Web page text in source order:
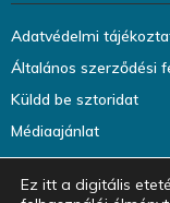
Adatvédelmi
Általános szerződési
Küldd be sztoridat
Médiaajánlat
Ez itt a digitális